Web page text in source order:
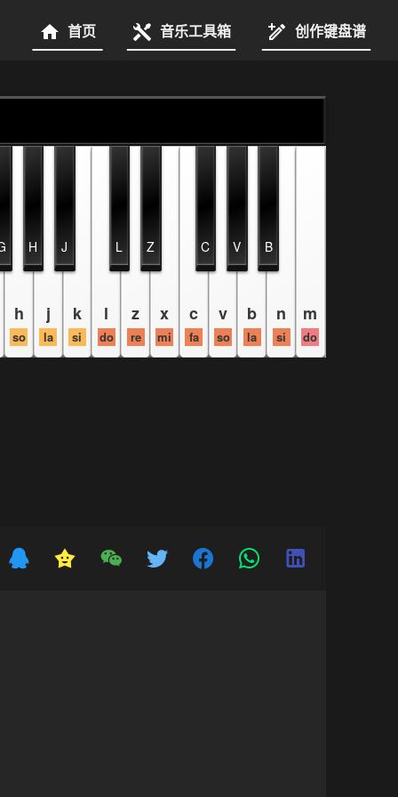
首页 音乐工具箱 创作键盘谱
h
so
j
la
k
si
l
do
z
re
x
mi
c
fa
v
so
b
la
n
si
m
do
H J L Z C V B